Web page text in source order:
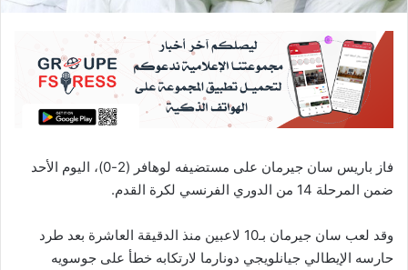
فاز باريس سان جيرمان على مستضيفه لوهافر (2-0)، اليوم الأحد
ضمن المرحلة 14 من الدوري الفرنسي لكرة القدم.
وقد لعب سان جيرمان بـ10 لاعبين منذ الدقيقة العاشرة بعد طرد
حارسه الإيطالي جيانلويجي دونارما لارتكابه خطأ على جوسويه